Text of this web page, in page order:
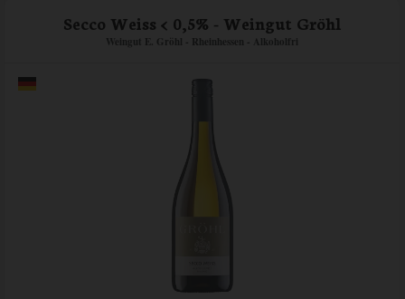
Secco Weiss < 0,5% - Weingut Gröhl
Weingut E. Gröhl - Rheinhessen - Alkoholfri